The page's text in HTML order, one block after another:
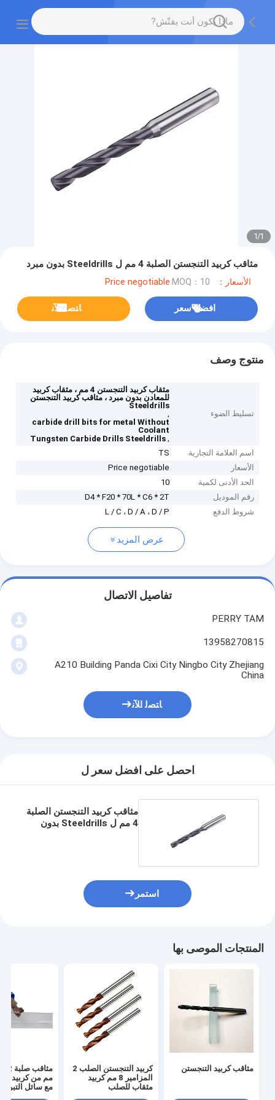
1
/
1
مثاقب كربيد التنجستن الصلبة 4 مم ل Steeldrills بدون مبرد
الأسعار：Price negotiable MOQ：10
افضل سعر ﺎﺘﺼﻟ ﺍﻶﻧ
منتوج وصف
تسليط الضوء
مثقاب كربيد التنجستن 4 مم ، مثقاب كربيد
للمعادن بدون مبرد ، مثاقب كربيد التنجستن
Steeldrills
,
carbide drill bits for metal Without
Coolant
,
Tungsten Carbide Drills Steeldrills
اسم العلامة التجارية
TS
الأسعار
Price negotiable
الحد الأدنى لكمية
10
رقم الموديل
D4 * F20 * 70L * C6 * 2T
شروط الدفع
L / C ، D / A ، D / P
عرض المزيد
تفاصيل الاتصال
PERRY TAM
13958270815
A210 Building Panda Cixi City Ningbo City Zhejiang
China
ﺎﺘﺼﻟ ﺍﻶﻧ
احصل على افضل سعر ل
مثاقب كربيد التنجستن الصلبة
4 مم ل Steeldrills بدون
استمر
المنتجات الموصى بها
مثاقب كربيد التنجستن
كربيد التنجستن الصلب 2
المزامير 8 مم كربيد
مثقاب للصلب
مم من كربيد
مع سائل التبريد